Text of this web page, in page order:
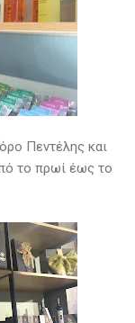
Πεντέλης και
το πρωί έως το